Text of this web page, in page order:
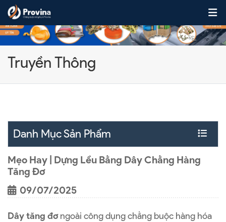
Skip to content
Truyền Thông
Danh Mục Sản Phẩm
Mẹo Hay | Dựng Lều Bằng Dây Chằng Hàng
Tăng Đơ
09/07/2025
Dây tăng đơngoài công dụng chằng buộc hàng hóa